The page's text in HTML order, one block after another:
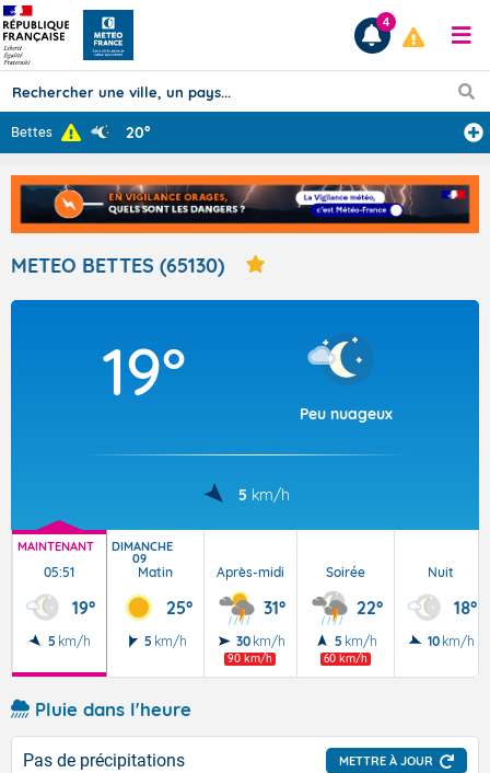
Prévisions
TOUS LES RÉSULTATS
Articles
4
Bettes 20°
METEO BETTES (65130)
19°
Peu nuageux
5 km/h
MAINTENANT
05:51
19°
5 km/h
DIMANCHE
09
Matin
25°
5 km/h
Après-midi
31°
30 km/h
90 km/h
Soirée
22°
5 km/h
60 km/h
Nuit
18°
10 km/h
Pluie dans l'heure
Pas de précipitations METTRE À JOUR